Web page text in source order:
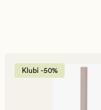
Klubi -50%